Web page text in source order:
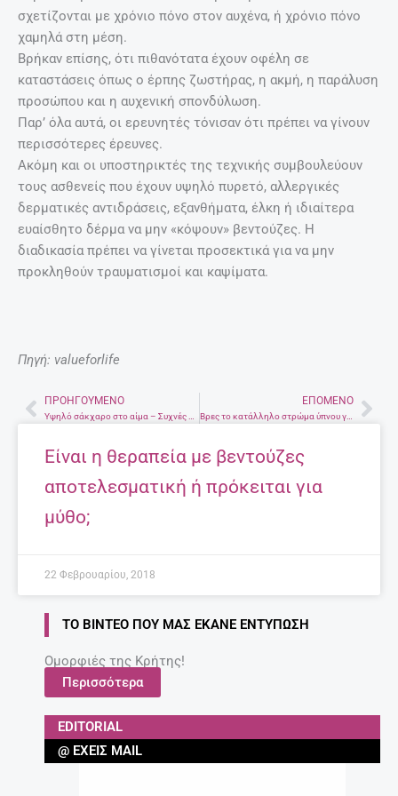
σχετίζονται με χρόνιο πόνο στον αυχένα, ή χρόνιο πόνο
χαμηλά στη μέση.
Βρήκαν επίσης, ότι πιθανότατα έχουν οφέλη σε
καταστάσεις όπως ο έρπης ζωστήρας, η ακμή, η παράλυση
προσώπου και η αυχενική σπονδύλωση.
Παρ’ όλα αυτά, οι ερευνητές τόνισαν ότι πρέπει να γίνουν
περισσότερες έρευνες.
Ακόμη και οι υποστηρικτές της τεχνικής συμβουλεύουν
τους ασθενείς που έχουν υψηλό πυρετό, αλλεργικές
δερματικές αντιδράσεις, εξανθήματα, έλκη ή ιδιαίτερα
ευαίσθητο δέρμα να μην «κόψουν» βεντούζες. Η
διαδικασία πρέπει να γίνεται προσεκτικά για να μην
προκληθούν τραυματισμοί και καψίματα.
Πηγή: valueforlife
PrevΠΡΟΗΓΟΎΜΕΝΟ
Υψηλό σάκχαρο στο αίμα – Συχνές επιπτώσεις
ΕΠΌΜΕΝΟ
Βρες το κατάλληλο στρώμα ύπνου για το σώμα σου
Είναι η θεραπεία με βεντούζες
αποτελεσματική ή πρόκειται για
μύθο;
22 Φεβρουαρίου, 2018
ΤΟ ΒΊΝΤΕΟ ΠΟΥ ΜΑΣ ΈΚΑΝΕ ΕΝΤΎΠΩΣΗ
Ομορφιές της Κρήτης!
Περισσότερα
EDITORIAL
@ ΈΧΕΙΣ MAIL